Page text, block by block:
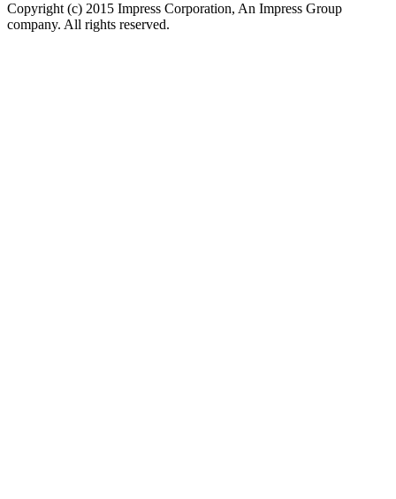
Copyright (c) 2015 Impress Corporation, An Impress Group
company. All rights reserved.